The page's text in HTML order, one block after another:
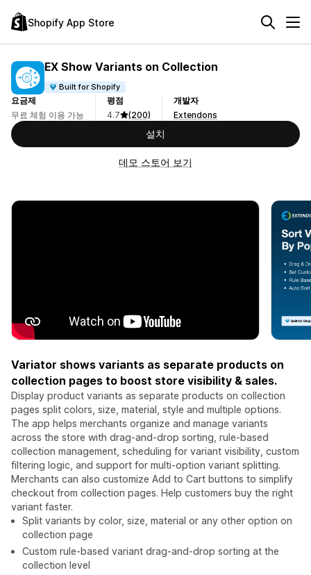
Shopify App Store
EX Show Variants on Collection
Built for Shopify
요금제
무료 체험 이용 가능
평점
4.7
(200)
개발자
Extendons
설치
데모 스토어 보기
Variator shows variants as separate products on
collection pages to boost store visibility & sales.
Display product variants as separate products on collection
pages split colors, size, material, style and multiple options.
The app helps merchants organize and manage variants
across the store with drag-and-drop sorting, rule-based
collection management, scheduling for variant visibility, custom
filtering logic, and support for multi-option variant splitting.
Merchants can also customize Add to Cart buttons to simplify
checkout from collection pages. Help customers buy the right
variant faster.
Split variants by color, size, material or any other option on
collection page
Custom rule-based variant drag-and-drop sorting at the
collection level